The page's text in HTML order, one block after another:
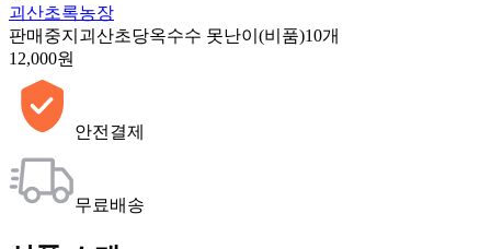
괴산초록농장
판매중지 괴산초당옥수수 못난이(비품)10개
12,000원
안전결제
무료배송